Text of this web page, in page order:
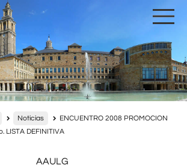
Noticias
ENCUENTRO 2008 PROMOCION
LISTA DEFINITIVA
AAULG